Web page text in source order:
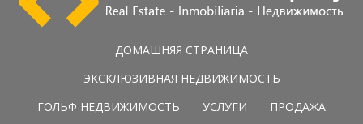
ДОМАШНЯЯ СТРАНИЦА
ЭКСКЛЮЗИВНАЯ НЕДВИЖИМОСТЬ
ГОЛЬФ НЕДВИЖИМОСТЬ
УСЛУГИ ПРОДАЖА